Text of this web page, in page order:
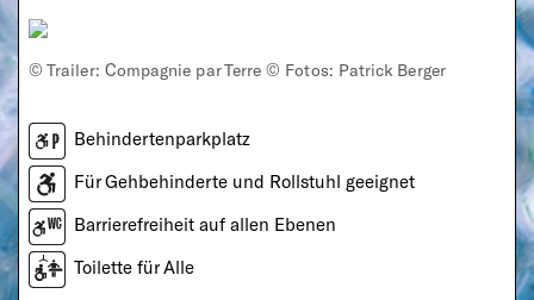
© Trailer: Compagnie par Terre © Fotos: Patrick Berger
Behindertenparkplatz
Für Gehbehinderte und Rollstuhl geeignet
Barrierefreiheit auf allen Ebenen
Toilette für Alle